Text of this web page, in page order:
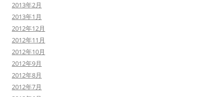
2013年2月
2013年1月
2012年12月
2012年11月
2012年10月
2012年9月
2012年8月
2012年7月